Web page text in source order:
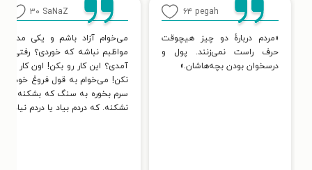
pegah ۶۴
«مردم دربارهٔ دو چیز هیچوقت
حرف راست نمی‌زنند. پول و
درسخوان بودن بچه‌هاشان.»
SaNaZ ۳۰
می‌خوام آزاد باشم و یکی مدام
مواظبم نباشه که خوردی؟ رفتی؟
آمدی؟ این کار رو بکن! اون کار رو
نکن! می‌خوام به قول فروغ خودم
سرم بخوره به سنگ که بشکنه یا
نشکنه. که دردم بیاد یا دردم نیاد.